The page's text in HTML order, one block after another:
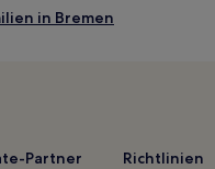
in Bremen
Hotels
Partner
Richtlinien